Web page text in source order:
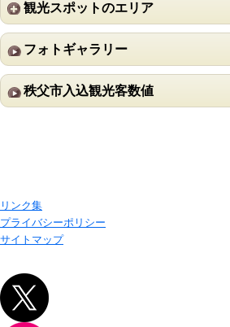
観光スポットのエリア
フォトギャラリー
秩父市入込観光客数値
リンク集
プライバシーポリシー
サイトマップ